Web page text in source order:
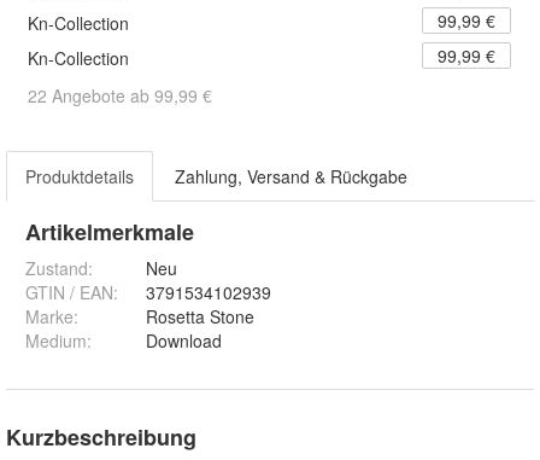
Kn-Collection
99,99 €
Kn-Collection
99,99 €
22 Angebote ab 99,99 €
Produktdetails Zahlung, Versand & Rückgabe
Artikelmerkmale
Zustand:
Neu
GTIN / EAN:
3791534102939
Marke:
Rosetta Stone
Medium: Download
Kurzbeschreibung